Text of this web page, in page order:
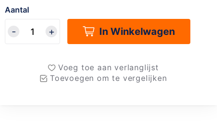
Aantal
In Winkelwagen
Voeg toe aan verlanglijst
Toevoegen om te vergelijken